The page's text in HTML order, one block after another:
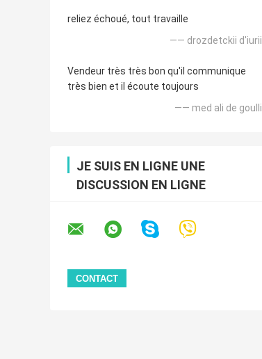
reliez échoué, tout travaille
—— drozdetckii d'iurii
Vendeur très très bon qu'il communique
très bien et il écoute toujours
—— med ali de goulli
JE SUIS EN LIGNE UNE
DISCUSSION EN LIGNE